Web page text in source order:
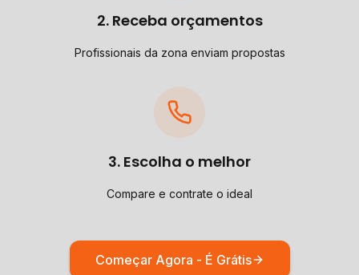
2. Receba orçamentos
Profissionais da zona enviam propostas
3. Escolha o melhor
Compare e contrate o ideal
Começar Agora - É Grátis